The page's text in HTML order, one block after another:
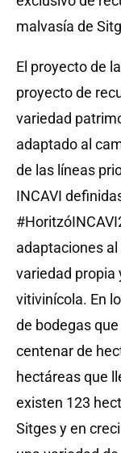
malvasía de
El proyecto de
proyecto de
variedad
adaptado al
de las líneas
INCAVI
adaptaciones
variedad propia
vitivinícola. En
de bodegas
centenar de
hectáreas que
existen 123
Sitges y en